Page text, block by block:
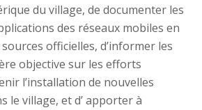
du village, de documenter les
des réseaux mobiles en
officielles, d’informer les
objective sur les efforts
l’installation de nouvelles
le village, et d’ apporter à